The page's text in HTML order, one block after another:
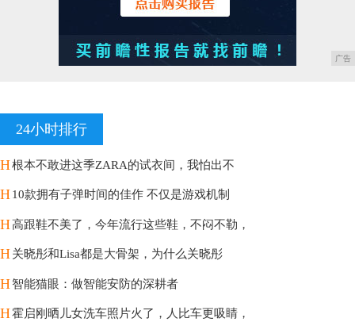
广告
24小时排行
H根本不敢进这季ZARA的试衣间，我怕出不
H10款拥有子弹时间的佳作 不仅是游戏机制
H高跟鞋不美了，今年流行这些鞋，不闷不勒，
H关晓彤和Lisa都是大骨架，为什么关晓彤
H智能猫眼：做智能安防的深耕者
H霍启刚晒儿女洗车照片火了，人比车更吸睛，